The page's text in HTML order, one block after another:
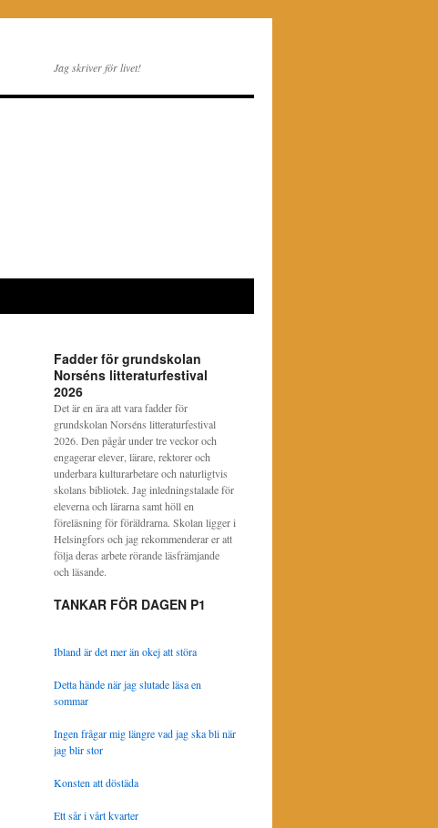
Jag skriver för livet!
Fadder för grundskolan
Norséns litteraturfestival
2026
Det är en ära att vara fadder för
grundskolan Norséns litteraturfestival
2026. Den pågår under tre veckor och
engagerar elever, lärare, rektorer och
underbara kulturarbetare och naturligtvis
skolans bibliotek. Jag inledningstalade för
eleverna och lärarna samt höll en
föreläsning för föräldrarna. Skolan ligger i
Helsingfors och jag rekommenderar er att
följa deras arbete rörande läsfrämjande
och läsande.
TANKAR FÖR DAGEN P1
Ibland är det mer än okej att störa
Detta hände när jag slutade läsa en
sommar
Ingen frågar mig längre vad jag ska bli när
jag blir stor
Konsten att döstäda
Ett sår i vårt kvarter